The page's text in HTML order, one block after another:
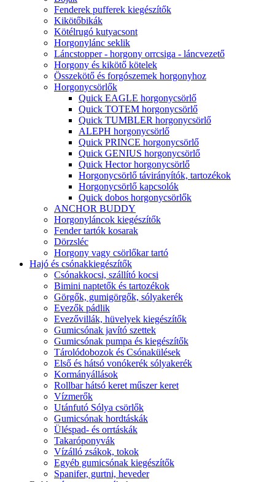
Fenderek pufferek kiegészítők
Kikötőbikák
Kötélrugó kutyacsont
Horgonylánc seklik
Láncstopper - horgony orrcsiga - láncvezető
Horgony és kikötő kötelek
Összekötő és forgószemek horgonyhoz
Horgonycsörlők
Quick EAGLE horgonycsörlő
Quick TOTEM horgonycsörlő
Quick TUMBLER horgonycsörlő
ALEPH horgonycsörlő
Quick PRINCE horgonycsörlő
Quick GENIUS horgonycsörlő
Quick Hector horgonycsörlő
Horgonycsörlő távirányítók, tartozékok
Horgonycsörlő kapcsolók
Quick dobos horgonycsörlők
ANCHOR BUDDY
Horgonyláncok kiegészítők
Fender tartók kosarak
Dörzsléc
Horgony vagy csörlőkar tartó
Hajó és csónakkiegészítők
Csónakkocsi, szállító kocsi
Bimini naptetők és tartozékok
Görgők, gumigörgők, sólyakerék
Evezők pádlik
Evezővillák, hüvelyek kiegészítők
Gumicsónak javító szettek
Gumicsónak pumpa és kiegészítők
Tárolódobozok és Csónakülések
Első és hátsó vonókerék sólyakerék
Kormányállások
Rollbar hátsó keret műszer keret
Vízmerők
Utánfutó Sólya csörlők
Gumicsónak hordtáskák
Üléspad- és orrtáskák
Takaróponyvák
Vízálló zsákok, tokok
Egyéb gumicsónak kiegészítők
Spanifer, gurtni, heveder